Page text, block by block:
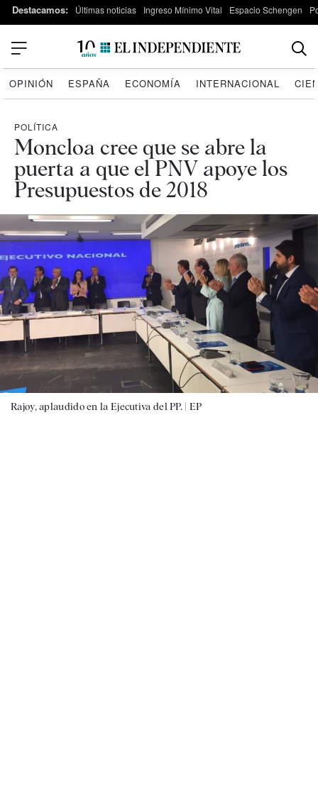
Destacamos: Últimas noticias Ingreso Mínimo Vital Espacio Schengen
OPINIÓN ESPAÑA ECONOMÍA INTERNACIONAL
POLÍTICA
Moncloa cree que se abre la
puerta a que el PNV apoye los
Presupuestos de 2018
Rajoy, aplaudido en la Ejecutiva del PP. | EP